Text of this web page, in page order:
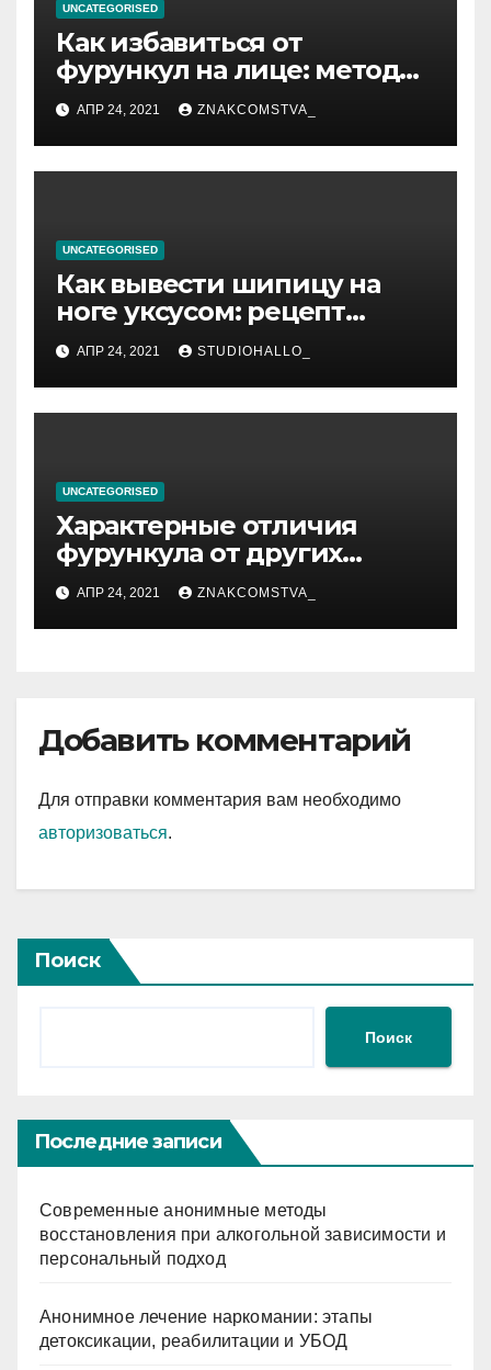
UNCATEGORISED
Как избавиться от
фурункул на лице: методы
лечения
АПР 24, 2021 ZNAKCOMSTVA_
UNCATEGORISED
Как вывести шипицу на
ноге уксусом: рецепт
приготовления
компрессов и теста
АПР 24, 2021 STUDIOHALLO_
UNCATEGORISED
Характерные отличия
фурункула от других
заболеваний
АПР 24, 2021 ZNAKCOMSTVA_
Добавить комментарий
Для отправки комментария вам необходимо
авторизоваться.
Поиск
Поиск
Последние записи
Современные анонимные методы
восстановления при алкогольной зависимости и
персональный подход
Анонимное лечение наркомании: этапы
детоксикации, реабилитации и УБОД